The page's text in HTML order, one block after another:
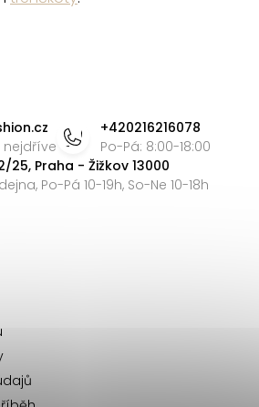
+420216216078
Po-Pá: 8:00-18:00
25, Praha - Žižkov 13000
Po-Pá 10-19h, So-Ne 10-18h